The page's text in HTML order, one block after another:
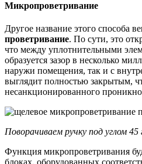
Микропроветривание
Другое название этого способа
проветривание. По сути, это
что между уплотнительными
образуется зазор в несколько
наружи помещения, так и с
выглядит полностью закрытым,
несанкционированного
Поворачиваем ручку под углом
Функция микропроветривания